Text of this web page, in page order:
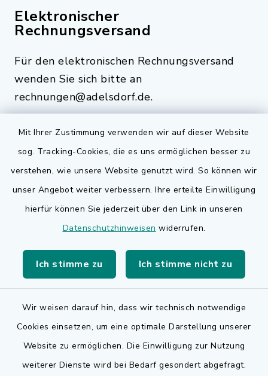
Mit Ihrer Zustimmung verwenden wir auf dieser Website
sog. Tracking-Cookies, die es uns ermöglichen besser zu
verstehen, wie unsere Website genutzt wird. So können wir
unser Angebot weiter verbessern. Ihre erteilte Einwilligung
hierfür können Sie jederzeit über den Link in unseren
Datenschutzhinweisen widerrufen.
Ich stimme zu Ich stimme nicht zu
Wir weisen darauf hin, dass wir technisch notwendige
Cookies einsetzen, um eine optimale Darstellung unserer
Website zu ermöglichen. Die Einwilligung zur Nutzung
weiterer Dienste wird bei Bedarf gesondert abgefragt.
Elektronischer
Rechnungsversand
Für den elektronischen Rechnungsversand
wenden Sie sich bitte an
rechnungen@adelsdorf.de.
Quicklinks
Bauen in Adelsdorf
BayernPortal
Landkreis Erlangen-Höchstadt